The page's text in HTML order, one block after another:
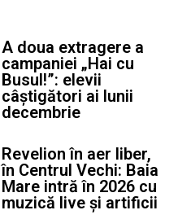
A doua extragere a
campaniei „Hai cu
Busul!”: elevii
câștigători ai lunii
decembrie
Revelion în aer liber,
în Centrul Vechi: Baia
Mare intră în 2026 cu
muzică live și artificii